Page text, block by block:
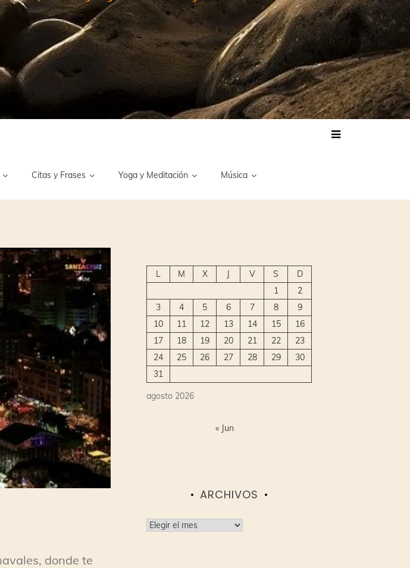
Citas y Frases Yoga y Meditación Música
donde te
agosto 2026
L M X V S
D
1
2
3
4 5 6 7 8
9
10
11 12 13 14 15
16
17
18 19 20 21 22
23
24
25 26 27 28 29
30
31
« Jun
ARCHIVOS
Archivos